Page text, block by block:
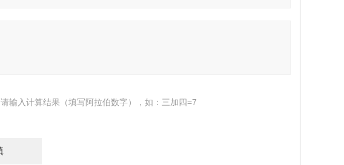
请输入计算结果（填写阿拉伯数字），如：三加四=7